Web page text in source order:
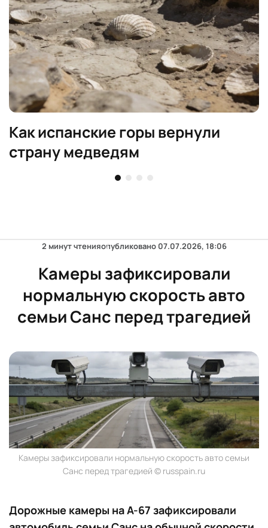
Как испанские горы вернули
страну медведям
2 минут чтенияопубликовано 07.07.2026, 18:06
Камеры зафиксировали
нормальную скорость авто
семьи Санс перед трагедией
Камеры зафиксировали нормальную скорость авто семьи
Санс перед трагедией © russpain.ru
Дорожные камеры на A-67 зафиксировали